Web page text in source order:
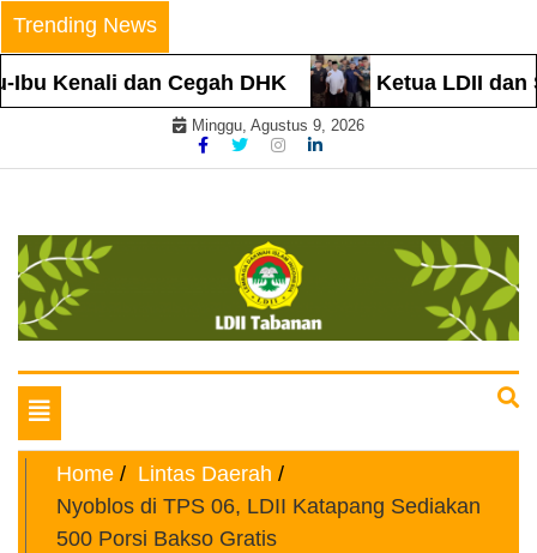
Skip
to
content
Trending News
Kenali dan Cegah DHK Ketua LDII dan
Minggu, Agustus 9, 2026
LDII TABANAN
Toggle
navigation
Home
Lintas Daerah
Nyoblos di TPS 06, LDII Katapang Sediakan
500 Porsi Bakso Gratis